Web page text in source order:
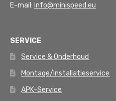
E-mail: info@minispeed.eu
SERVICE
Service & Onderhoud
Montage/Installatieservice
APK-Service